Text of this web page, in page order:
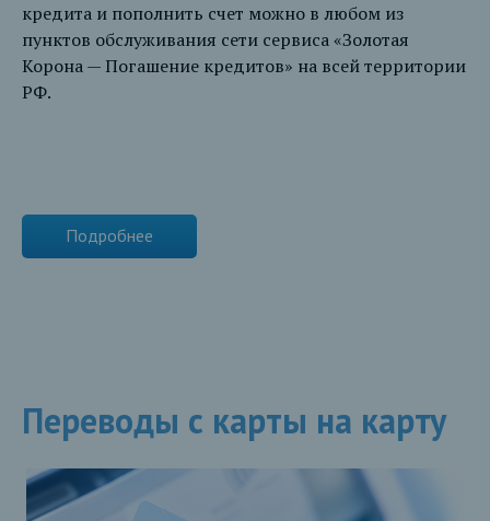
кредита и пополнить счет можно в любом из
пунктов обслуживания сети сервиса «Золотая
Корона — Погашение кредитов» на всей территории
РФ.
Подробнее
Переводы с карты на карту